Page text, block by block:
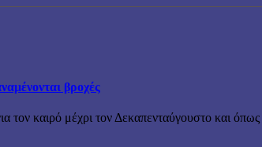
βροχές
καιρό μέχρι τον Δεκαπενταύγουστο και